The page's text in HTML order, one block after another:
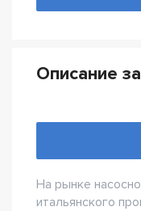
Описание
На рынке
итальянского